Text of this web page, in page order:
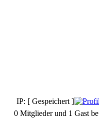
IP: [ Gespeichert ]
0 Mitglieder und 1 Gast